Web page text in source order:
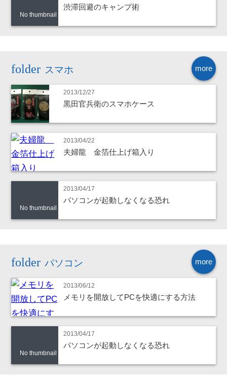
No thumbnail
渋滞回避のキャンプ術
more
スマホ
2013/12/27
黒田官兵衛のスマホケース
2013/04/22
夫婦龍 金箔仕上げ箱入り
No thumbnail
2013/04/17
パソコンが起動しなくなる恐れ
more
パソコン
2013/06/12
メモリを開放してPCを快適にする方法
No thumbnail
2013/04/17
パソコンが起動しなくなる恐れ